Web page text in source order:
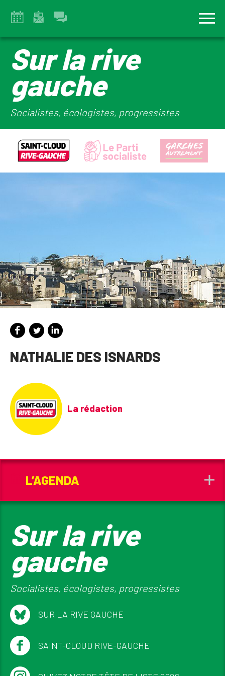
Sur la rive
gauche
Socialistes, écologistes, progressistes
NATHALIE DES ISNARDS
La rédaction
L’AGENDA
Sur la rive
gauche
Socialistes, écologistes, progressistes
SUR LA RIVE GAUCHE
SAINT-CLOUD RIVE-GAUCHE